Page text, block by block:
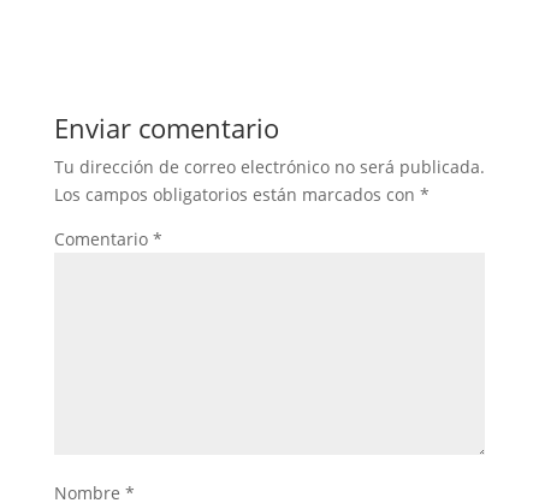
Enviar comentario
Tu dirección de correo electrónico no será publicada.
Los campos obligatorios están marcados con *
Comentario *
Nombre *